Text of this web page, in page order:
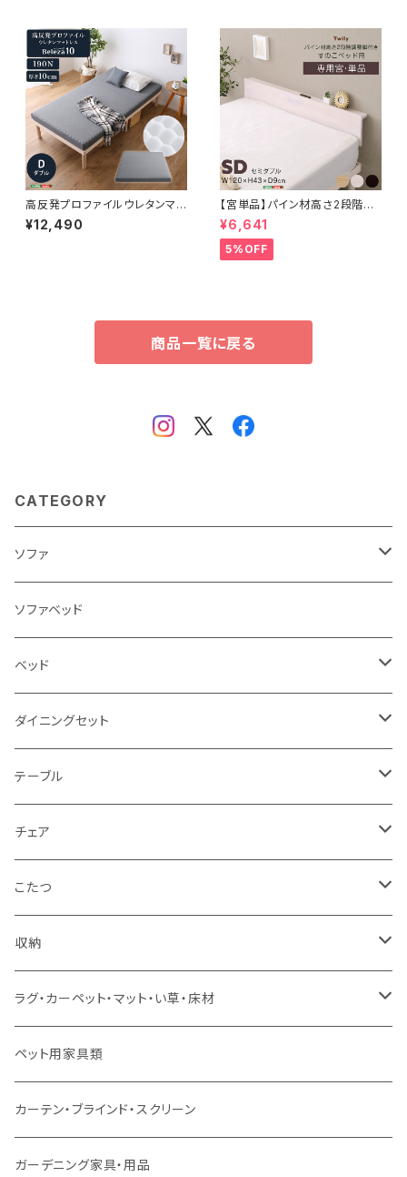
高反発プロファイルウレタンマッ
トレス【Beleza10-ベレーザ・テ
ン-】(ダブル) ORM-10D
¥12,490
【宮単品】パイン材高さ2段階調
整脚付きすのこベッド用(セミダ
ブル)
¥6,641
5%OFF
商品一覧に戻る
CATEGORY
ソファ
3人掛け
2.5人掛け
2人掛け
1人掛け
カウチソファ
コーナーソファ
ソファセット
スツール・オットマン
ソファ付属品
クッション・座椅子
ソファベッド
ベッド
シングルサイズ以下（フレームのみ）
セミダブルサイズ（フレームのみ）
ダブルサイズ（フレームのみ）
ワイドダブルサイズ以上（フレームのみ）
シングルサイズ以下（マットレス付）
セミダブルサイズ（マットレス付）
ダブルサイズ（マットレス付）
ダブルサイズ以上（マットレス付）
ロフトベッド
ダイニングセット
ダイニング3点セット以下
ダイニング4点セット
ダイニング5点・6点セット
ダイニング7点セット以上
テーブル
センターテーブル
ダイニングテーブル
カウンターテーブル
リフティングテーブル
サイドテーブル・コーヒーテーブル
デスク
チェア
ダイニングチェア
カウンターチェア
キッズチェア
オフィスチェア・ゲーミングチェア
ダイニングベンチ・スツール
こたつ
こたつテーブル
こたつ布団
コタツ・布団セット
収納
本棚・シェルフ
食器棚・収納庫
レンジ台・カウンター
ラック
ラグ・カーペット・マット・い草・床材
マット・フロアタイル
ラグ
カーペット
ペット用家具類
カーテン・ブラインド・スクリーン
ガーデニング家具・用品